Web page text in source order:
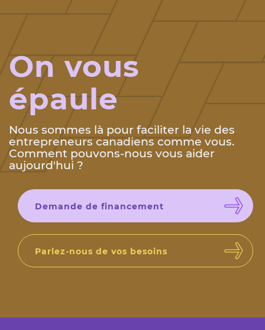
On vous
épaule
Nous sommes là pour faciliter la vie des
entrepreneurs canadiens comme vous.
Comment pouvons-nous vous aider
aujourd'hui ?
Demande de financement
Parlez-nous de vos besoins